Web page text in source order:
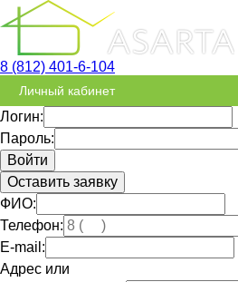
8 (812) 401-6-104
Личный кабинет
Логин:
Пароль:
Оставить заявку
ФИО:
Телефон:
E-mail:
Адрес или